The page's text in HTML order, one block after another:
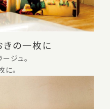
きの一枚に
ジュ。
に。